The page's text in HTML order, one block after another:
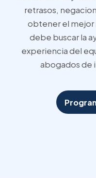
retrasos,
obtener el mejor
debe buscar la
experiencia del
abogados de